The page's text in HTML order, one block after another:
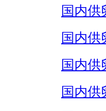
国内供
国内供
国内供
国内供